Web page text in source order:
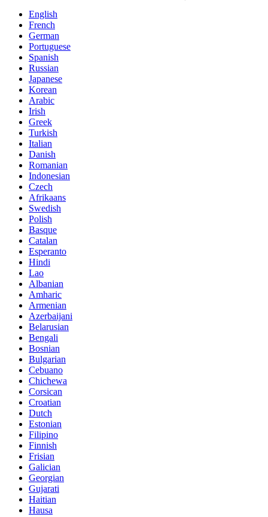
English
French
German
Portuguese
Spanish
Russian
Japanese
Korean
Arabic
Irish
Greek
Turkish
Italian
Danish
Romanian
Indonesian
Czech
Afrikaans
Swedish
Polish
Basque
Catalan
Esperanto
Hindi
Lao
Albanian
Amharic
Armenian
Azerbaijani
Belarusian
Bengali
Bosnian
Bulgarian
Cebuano
Chichewa
Corsican
Croatian
Dutch
Estonian
Filipino
Finnish
Frisian
Galician
Georgian
Gujarati
Haitian
Hausa